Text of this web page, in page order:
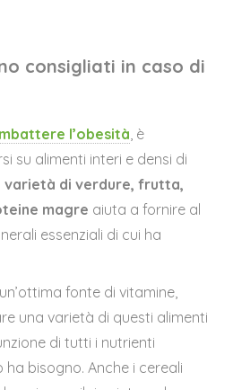
consigliati in caso di
l’obesità , è
su alimenti interi e densi di
varietà di verdure, frutta,
magre aiuta a fornire al
essenziali di cui ha
fonte di vitamine,
una varietà di questi alimenti
di tutti i nutrienti
ha bisogno. Anche i cereali